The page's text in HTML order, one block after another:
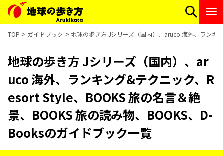
TOP ガイドブック 地球の歩き方 Jシリーズ（国内）、aruco 海外、ランキ
地球の歩き方 Jシリーズ（国内）、ar
uco 海外、ランキング&テクニック、R
esort Style、BOOKS 旅の名言＆絶
景、BOOKS 旅の読み物、BOOKS、D-
Booksのガイドブック一覧